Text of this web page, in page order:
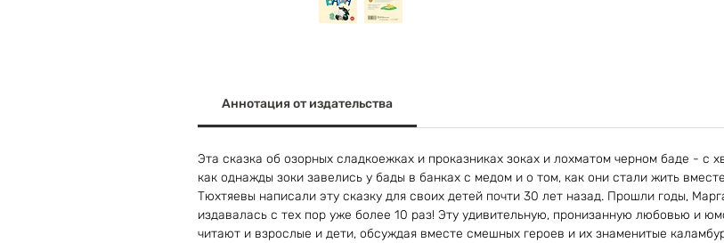
Аннотация от издательства
Эта сказка об озорных сладкоежках и проказниках зоках и лохматом черном баде - с
как однажды зоки завелись у бады в банках с медом и о том, как они стали жить
Тюхтяевы написали эту сказку для своих детей почти 30 лет назад. Прошли годы,
издавалась с тех пор уже более 10 раз! Эту удивительную, пронизанную любовью и
читают и взрослые и дети, обсуждая вместе смешных героев и их знаменитые